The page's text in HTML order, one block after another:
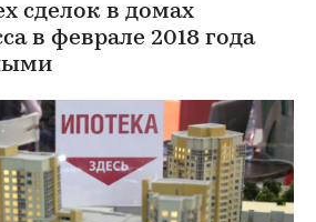
сделок в домах
в феврале 2018 года